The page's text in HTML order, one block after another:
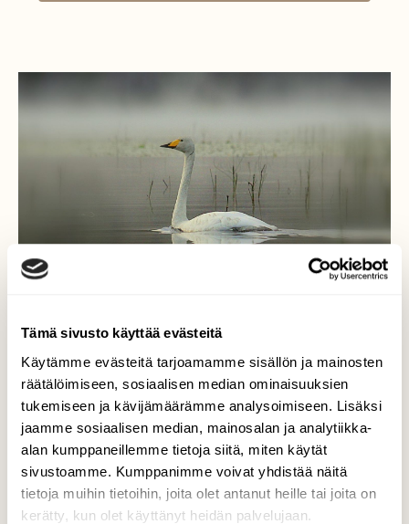
Tämä sivusto käyttää evästeitä
Käytämme evästeitä tarjoamamme sisällön ja mainosten
räätälöimiseen, sosiaalisen median ominaisuuksien
tukemiseen ja kävijämäärämme analysoimiseen. Lisäksi
jaamme sosiaalisen median, mainosalan ja analytiikka-
alan kumppaneillemme tietoja siitä, miten käytät
sivustoamme. Kumppanimme voivat yhdistää näitä
tietoja muihin tietoihin, joita olet antanut heille tai joita on
kerätty, kun olet käyttänyt heidän palvelujaan.
Aamun hento sumu ja ylväs
joutsen!
Joutsen ui kaikessa rauhassa yksinään,kuin
ihmetellen sumua,ja jotenkin syksyistä